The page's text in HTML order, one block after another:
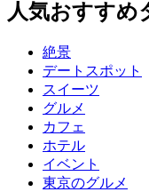
人気おすすめ
絶景
デートスポット
スイーツ
グルメ
カフェ
ホテル
イベント
東京のグルメ